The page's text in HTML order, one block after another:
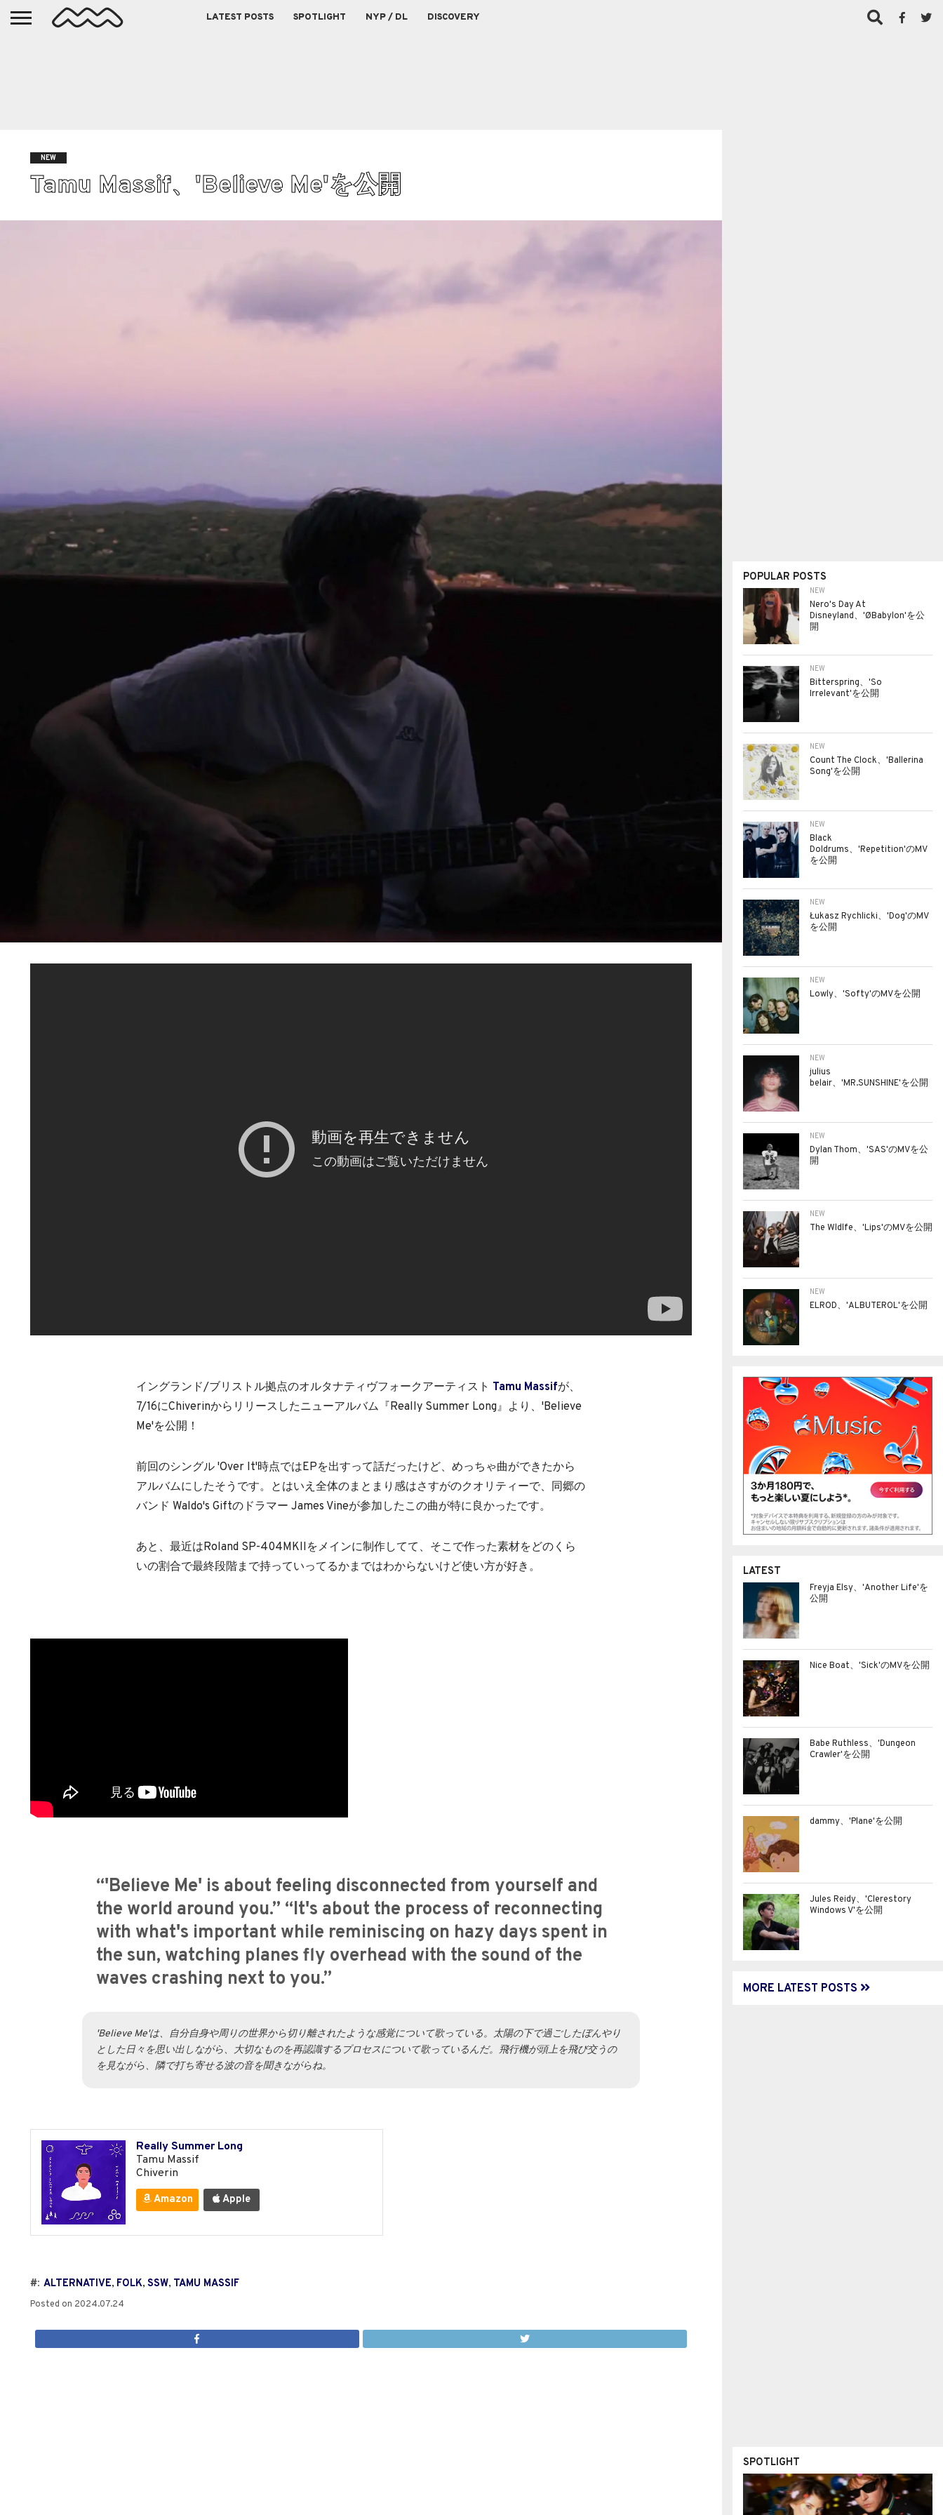
LATEST POSTS SPOTLIGHT NYP / DL DISCOVERY
NEW
Tamu Massif、'Believe Me'を公開
イングランド/ブリストル拠点のオルタナティヴフォークアーティスト Tamu Massifが、
7/16にChiverinからリリースしたニューアルバム『Really Summer Long』より、'Believe
Me'を公開！
前回のシングル 'Over It'時点ではEPを出すって話だったけど、めっちゃ曲ができたから
アルバムにしたそうです。とはいえ全体のまとまり感はさすがのクオリティーで、同郷の
バンド Waldo's Giftのドラマー James Vineが参加したこの曲が特に良かったです。
あと、最近はRoland SP-404MKIIをメインに制作してて、そこで作った素材をどのくら
いの割合で最終段階まで持っていってるかまではわからないけど使い方が好き。
“'Believe Me' is about feeling disconnected from yourself and
the world around you.” “It's about the process of reconnecting
with what's important while reminiscing on hazy days spent in
the sun, watching planes fly overhead with the sound of the
waves crashing next to you.”
'Believe Me'は、自分自身や周りの世界から切り離されたような感覚について歌っている。太陽の下で過ごしたぼんやり
とした日々を思い出しながら、大切なものを再認識するプロセスについて歌っているんだ。飛行機が頭上を飛び交うの
を見ながら、隣で打ち寄せる波の音を聞きながらね。
Really Summer Long
Tamu Massif
Chiverin
Amazon Apple
#: ALTERNATIVE, FOLK, SSW, TAMU MASSIF
Posted on 2024.07.24
POPULAR POSTS
NEW
Nero's Day At
Disneyland、'ØBabylon'を公
開
NEW
Bitterspring、'So
Irrelevant'を公開
NEW
Count The Clock、'Ballerina
Song'を公開
NEW
Black
Doldrums、'Repetition'のMV
を公開
NEW
Łukasz Rychlicki、'Dog'のMV
を公開
NEW
Lowly、'Softy'のMVを公開
NEW
julius
belair、'MR.SUNSHINE'を公開
NEW
Dylan Thom、'SAS'のMVを公
開
NEW
The Wldlfe、'Lips'のMVを公開
NEW
ELROD、'ALBUTEROL'を公開
LATEST
Freyja Elsy、'Another Life'を
公開
Nice Boat、'Sick'のMVを公開
Babe Ruthless、'Dungeon
Crawler'を公開
dammy、'Plane'を公開
Jules Reidy、'Clerestory
Windows V'を公開
MORE LATEST POSTS
SPOTLIGHT